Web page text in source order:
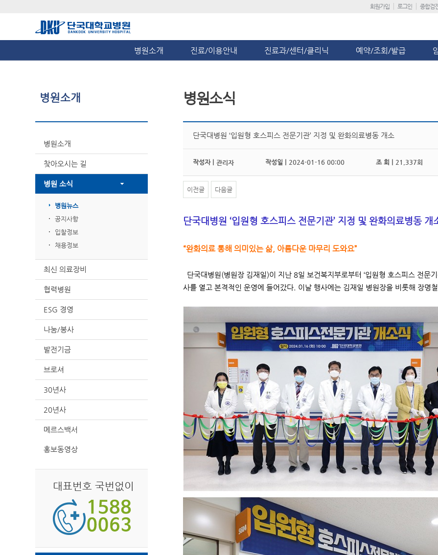
회원가입 로그인 종합검
병원소개 진료/이용안내 진료과/센터/클리닉 예약/조회/발급
병원소개
병원소개
찾아오시는 길
병원 소식
병원뉴스
공지사항
입찰정보
채용정보
최신 의료장비
협력병원
ESG 경영
나눔/봉사
발전기금
브로셔
30년사
20년사
메르스백서
홍보동영상
대표번호 국번없이
병원소식
단국대병원 ‘입원형 호스피스 전문기관’ 지정 및 완화의료병동 개소
작성자 | 관리자 작성일 | 2024-01-16 00:00 조 회 | 21,337회
이전글 다음글
단국대병원 ‘입원형 호스피스 전문기관’ 지정 및 완화의료병동 개
“완화의료 통해 의미있는 삶, 아름다운 마무리 도와요”
단국대병원(병원장 김재일)이 지난 8일 보건복지부로부터 ‘입원형 호스피스 전문
사를 열고 본격적인 운영에 들어갔다. 이날 행사에는 김재일 병원장을 비롯해 장명